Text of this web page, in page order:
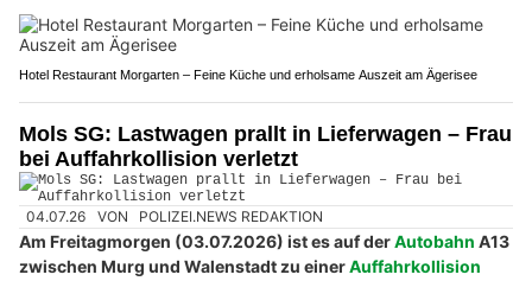
Hotel Restaurant Morgarten – Feine Küche und erholsame Auszeit am Ägerisee
Mols SG: Lastwagen prallt in Lieferwagen – Frau
bei Auffahrkollision verletzt
04.07.26 VON POLIZEI.NEWS REDAKTION
Am Freitagmorgen (03.07.2026) ist es auf derAutobahn A13
zwischen Murg und Walenstadt zu einerAuffahrkollision